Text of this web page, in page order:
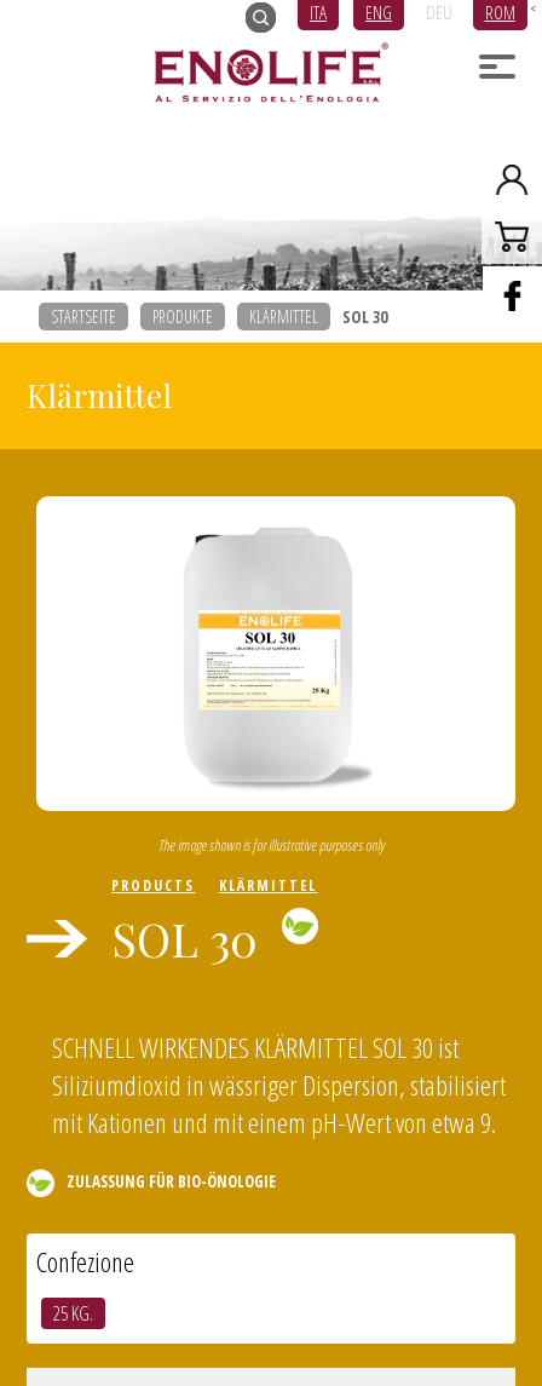
ITA ENG DEU ROM <
STARTSEITE PRODUKTE KLÄRMITTEL SOL 30
Klärmittel
The image shown is for illustrative purposes only
PRODUCTS KLÄRMITTEL
SOL 30
SCHNELL WIRKENDES KLÄRMITTEL SOL 30 ist
Siliziumdioxid in wässriger Dispersion, stabilisiert
mit Kationen und mit einem pH-Wert von etwa 9.
ZULASSUNG FÜR BIO-ÖNOLOGIE
Confezione
25 KG.